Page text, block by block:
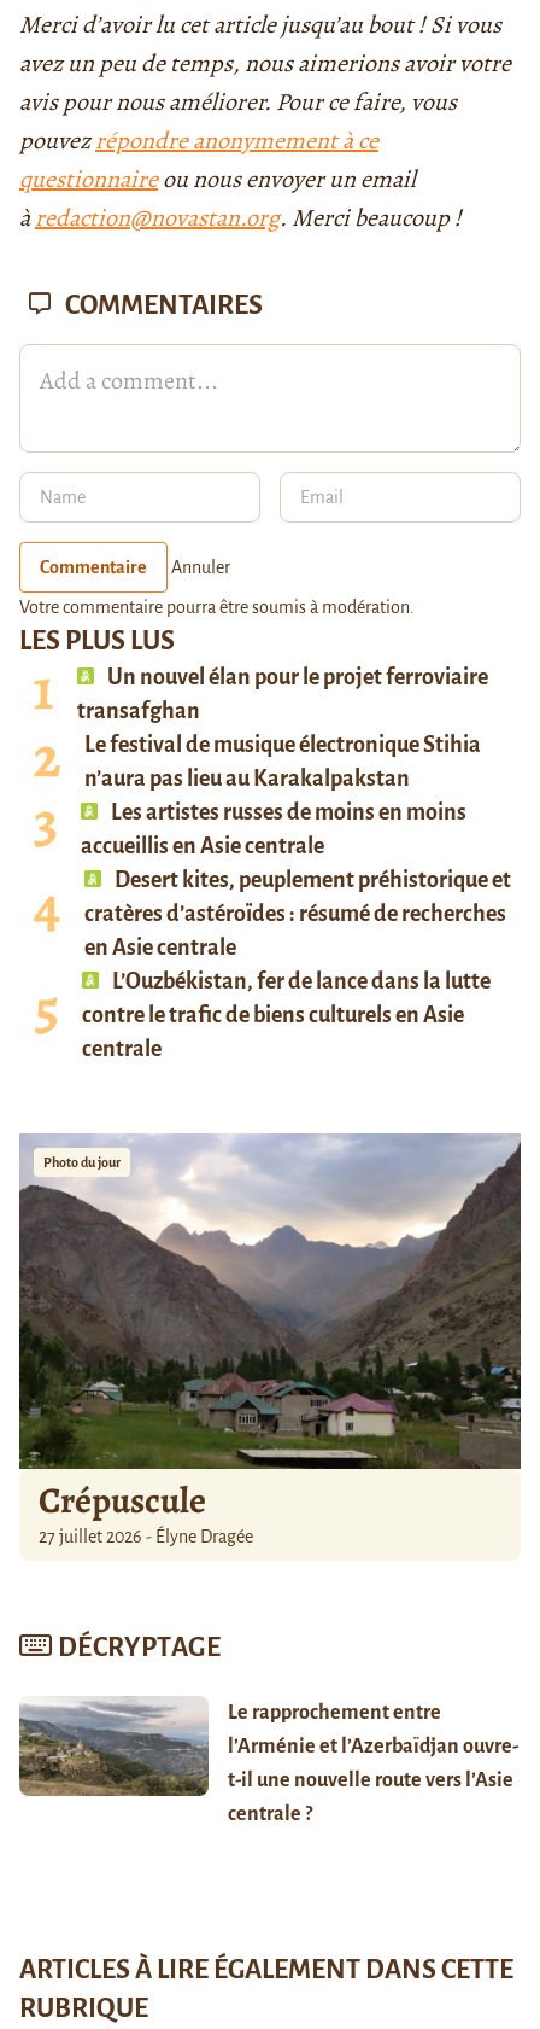
Merci d’avoir lu cet article jusqu’au bout ! Si vous
avez un peu de temps, nous aimerions avoir votre
avis pour nous améliorer. Pour ce faire, vous
pouvezrépondre anonymement à ce
questionnaireou nous envoyer un email
àredaction@novastan.org. Merci beaucoup !
LES PLUS LUS
Un nouvel élan pour le projet ferroviaire
transafghan
Le festival de musique électronique Stihia
n’aura pas lieu au Karakalpakstan
Les artistes russes de moins en moins
accueillis en Asie centrale
Desert kites, peuplement préhistorique et
cratères d’astéroïdes : résumé de recherches
en Asie centrale
L’Ouzbékistan, fer de lance dans la lutte
contre le trafic de biens culturels en Asie
centrale
Photo du jour
Crépuscule
27 juillet 2026 - Élyne Dragée
DÉCRYPTAGE
Le rapprochement entre
l’Arménie et l’Azerbaïdjan ouvre-
t-il une nouvelle route vers l’Asie
centrale ?
COMMENTAIRES
Commentaire Annuler
Votre commentaire pourra être soumis à modération.
ARTICLES À LIRE ÉGALEMENT DANS CETTE
RUBRIQUE